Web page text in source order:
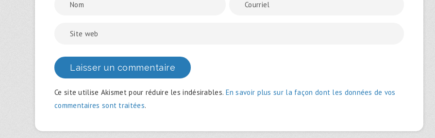
Ce site utilise Akismet pour réduire les indésirables. En savoir plus sur la façon dont les données de vos
commentaires sont traitées.